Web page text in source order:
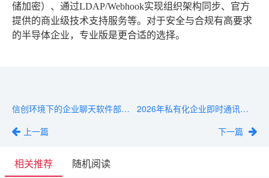
储加密）、通过LDAP/Webhook实现组织架构同步、官方
提供的商业级技术支持服务等。对于安全与合规有高要求
的半导体企业，专业版是更合适的选择。
信创环境下的企业聊天软件部署：从硬件到软件全栈适配
上一篇
2026年私有化企业即时通讯软件排行榜：信创、安全、性价比
下一篇
相关推荐 随机阅读